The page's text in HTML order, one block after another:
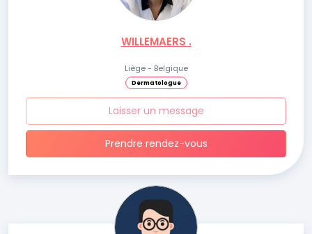
WILLEMAERS .
Liège - Belgique
Dermatologue
Laisser un message
Prendre rendez-vous